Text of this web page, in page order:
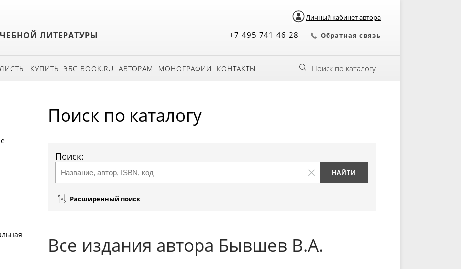
Личный кабинет автора
ЛИТЕРАТУРЫ +7 495 741 46 28 Обратная связь
КУПИТЬ ЭБС BOOK.RU АВТОРАМ МОНОГРАФИИ КОНТАКТЫ Поиск по каталогу
Поиск по каталогу
Поиск:
Расширенный поиск
Все издания автора Бывшев В.А.